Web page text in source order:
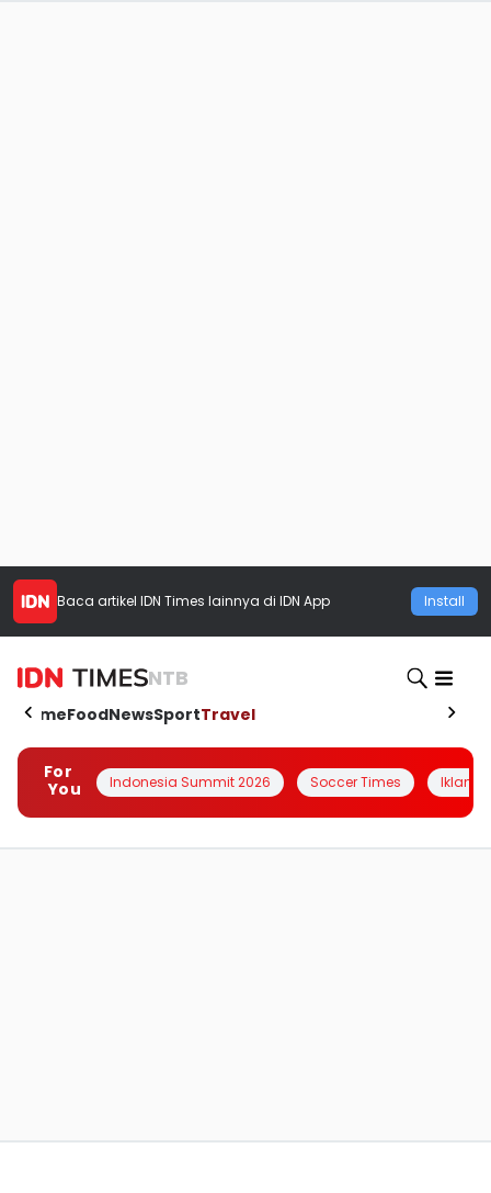
Baca artikel IDN Times lainnya di IDN App Install
NTB
HomeFoodNewsSportTravel
For
You
Indonesia Summit 2026 Soccer Times Iklanin